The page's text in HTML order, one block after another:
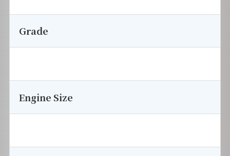
Grade
Engine Size